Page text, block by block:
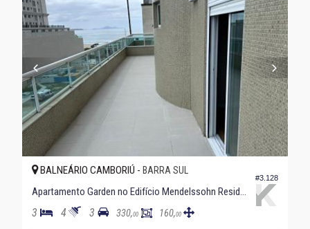
#3.128
BALNEÁRIO CAMBORIÚ - BARRA SUL
Apartamento Garden no Edifício Mendelssohn Residence
3 4 3 330,00 160,00